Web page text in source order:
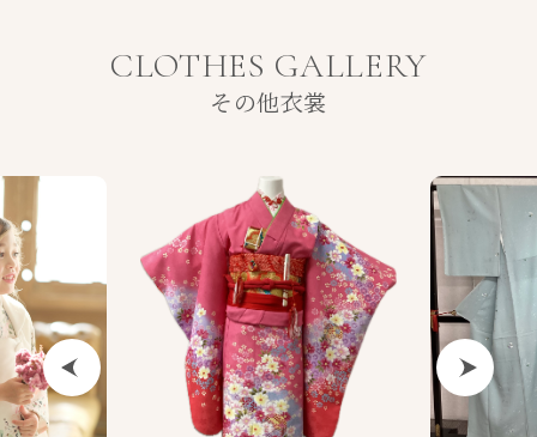
CLOTHES GALLERY
その他衣裳
Previous Next